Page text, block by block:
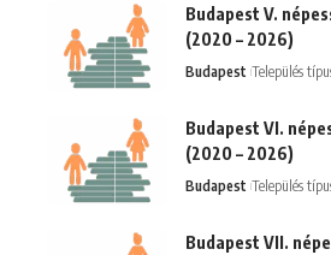
Budapest V.
(2020 – 2026)
Budapest Település
Budapest VI.
(2020 – 2026)
Budapest Település
Budapest VII.